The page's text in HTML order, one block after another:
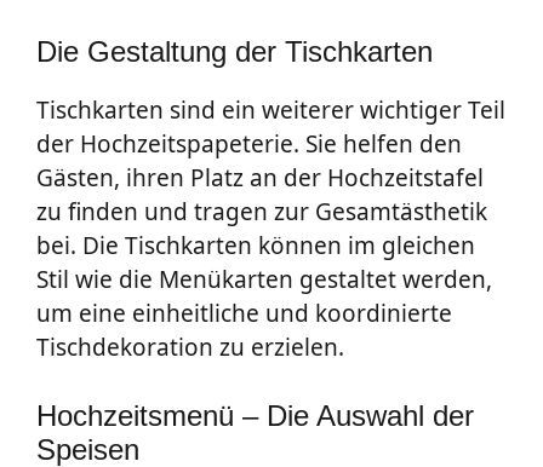
Die Gestaltung der Tischkarten
Tischkarten sind ein weiterer wichtiger Teil
der Hochzeitspapeterie. Sie helfen den
Gästen, ihren Platz an der Hochzeitstafel
zu finden und tragen zur Gesamtästhetik
bei. Die Tischkarten können im gleichen
Stil wie die Menükarten gestaltet werden,
um eine einheitliche und koordinierte
Tischdekoration zu erzielen.
Hochzeitsmenü – Die Auswahl der
Speisen